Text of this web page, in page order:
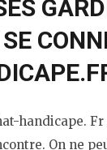
handicape. Fr
On ne